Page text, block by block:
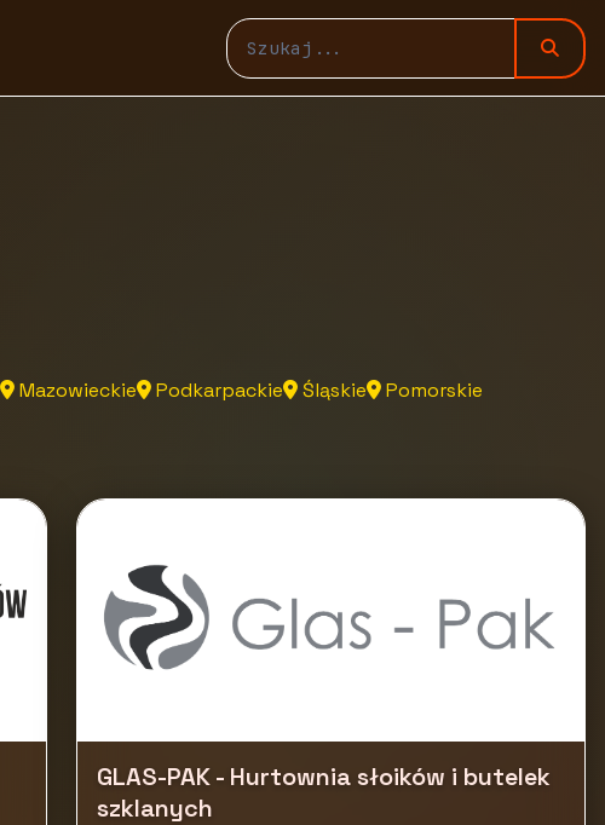
Mazowieckie Podkarpackie Śląskie
Pomorskie
GLAS-PAK - Hurtownia słoików i butelek
szklanych